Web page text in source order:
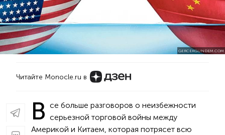
GERCEKGUNDEM.COM
Читайте Monocle.ru в
В се больше разговоров о неизбежности
серьезной торговой войны между
Америкой и Китаем, которая потрясет всю